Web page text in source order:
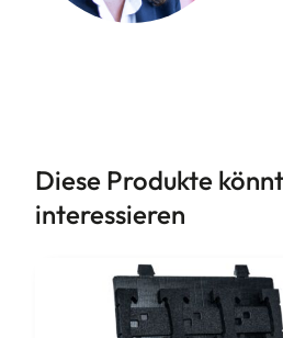
Diese Produkte
interessieren